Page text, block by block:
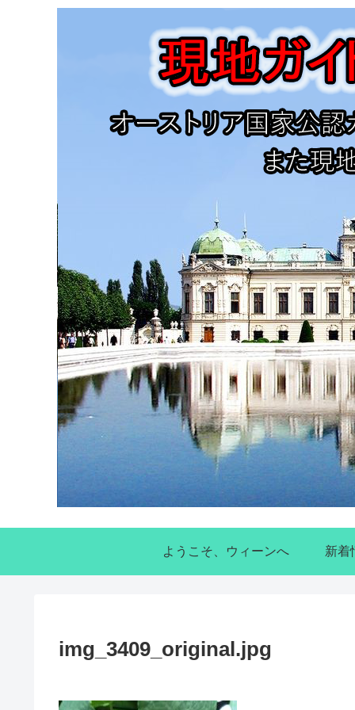
ようこそ、ウィーンへ 新着
img_3409_original.jpg